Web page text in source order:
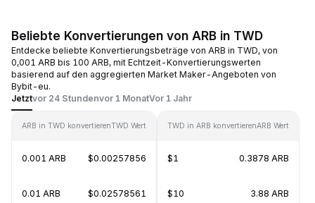
Beliebte Konvertierungen von ARB in TWD
Entdecke beliebte Konvertierungsbeträge von ARB in TWD, von
0,001 ARB bis 100 ARB, mit Echtzeit-Konvertierungswerten
basierend auf den aggregierten Market Maker-Angeboten von
Bybit-eu.
Jetztvor 24 Stundenvor 1 MonatVor 1 Jahr
ARB in TWD konvertierenTWD Wert
0.001 ARB $0.00257856
0.01 ARB $0.02578561
TWD in ARB konvertierenARB Wert
$1 0.3878 ARB
$10 3.88 ARB